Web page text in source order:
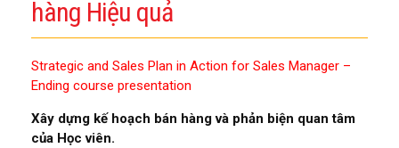
hàng Hiệu quả
Strategic and Sales Plan in Action for Sales Manager –
Ending course presentation
Xây dựng kế hoạch bán hàng và phản biện quan tâm
của Học viên.